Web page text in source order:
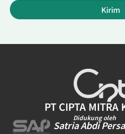
Kirim
PT CIPTA MITRA
Didukung oleh
Satria Abdi